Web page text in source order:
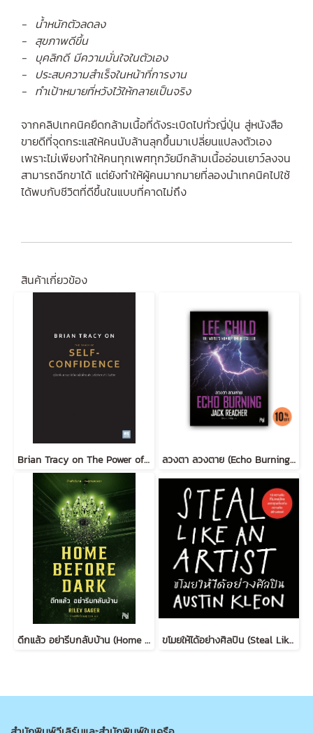
- น้ำหนักตัวลดลง
- สุขภาพดีขึ้น
- บุคลิกดี มีความมั่นใจในตัวเอง
- ประสบความสำเร็จในหน้าที่การงาน
- ทำเป้าหมายที่หวังไว้ให้กลายเป็นจริง
จากคลิปเทคนิคยืดกล้ามเนื้อที่ดังระเบิดไปทั่วญี่ปุ่น สู่หนังสือ
ขายดีที่จุดกระแสให้คนนับล้านลุกขึ้นมาเปลี่ยนแปลงตัวเอง
เพราะไม่เพียงทำให้คนทุกเพศทุกวัยมีกล้ามเนื้ออ่อนเยาว์ลงจน
สามารถฉีกขาได้ แต่ยังทำให้ผู้คนมากมายที่ลองนำเทคนิคไปใช้
ได้พบกับชีวิตที่ดีขึ้นในแบบที่คาดไม่ถึง
สินค้าเกี่ยวข้อง
Brian Tracy on The Power of Self-Confidence ลวงตา ลวงตาย (Echo Burning) [ฉบับปรับปรุง] #5
ดึกแล้ว อย่ารีบกลับบ้าน (Home Before Dark) ขโมยให้ได้อย่างศิลปิน (Steal Like an Artist) (ฉบับปรับปรุง)